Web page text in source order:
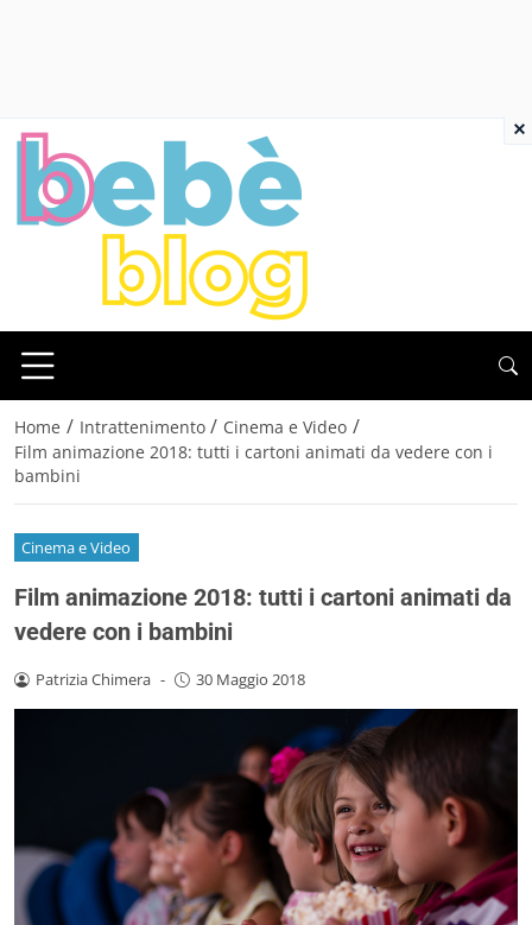
Home / Intrattenimento / Cinema e Video /
Film animazione 2018: tutti i cartoni animati da vedere con i
bambini
Cinema e Video
Film animazione 2018: tutti i cartoni animati da
vedere con i bambini
Patrizia Chimera - 30 Maggio 2018
×